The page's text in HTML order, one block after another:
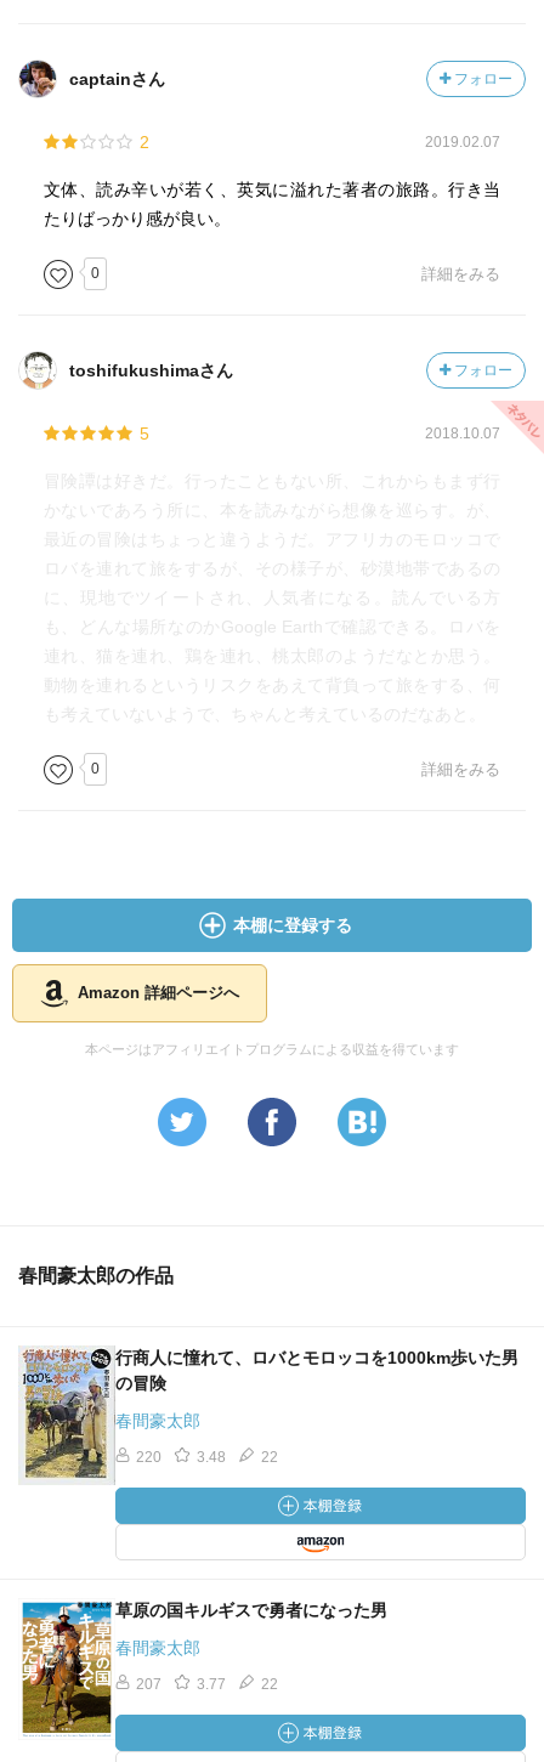
captainさん フォロー
2 2019.02.07
文体、読み辛いが若く、英気に溢れた著者の旅路。行き当
たりばっかり感が良い。
0 詳細をみる
toshifukushimaさん フォロー
5 2018.10.07
冒険譚は好きだ。行ったこともない所、これからもまず行
かないであろう所に、本を読みながら想像を巡らす。が、
最近の冒険はちょっと違うようだ。アフリカのモロッコで
ロバを連れて旅をするが、その様子が、砂漠地帯であるの
に、現地でツイートされ、人気者になる。読んでいる方
も、どんな場所なのかGoogle Earthで確認できる。ロバを
連れ、猫を連れ、鶏を連れ、桃太郎のようだなとか思う。
動物を連れるというリスクをあえて背負って旅をする、何
も考えていないようで、ちゃんと考えているのだなあと。
0 詳細をみる
本棚に登録する
Amazon 詳細ページへ
本ページはアフィリエイトプログラムによる収益を得ています
春間豪太郎の作品
行商人に憧れて、ロバとモロッコを1000km歩いた男
の冒険
春間豪太郎
220 3.48 22
草原の国キルギスで勇者になった男
春間豪太郎
207 3.77 22